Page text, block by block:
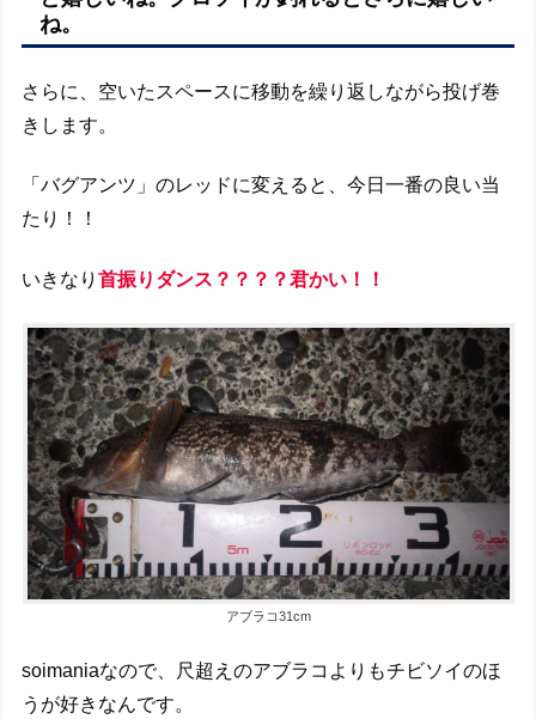
ね。
さらに、空いたスペースに移動を繰り返しながら投げ巻
きします。
「バグアンツ」のレッドに変えると、今日一番の良い当
たり！！
いきなり首振りダンス？？？？君かい！！
アブラコ31cm
soimaniaなので、尺超えのアブラコよりもチビソイのほ
うが好きなんです。